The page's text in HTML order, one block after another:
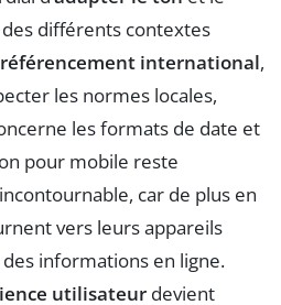
différents contextes
référencement international,
les normes locales,
les formats de date et
pour mobile reste
car de plus en
vers leurs appareils
informations en ligne.
utilisateur devient